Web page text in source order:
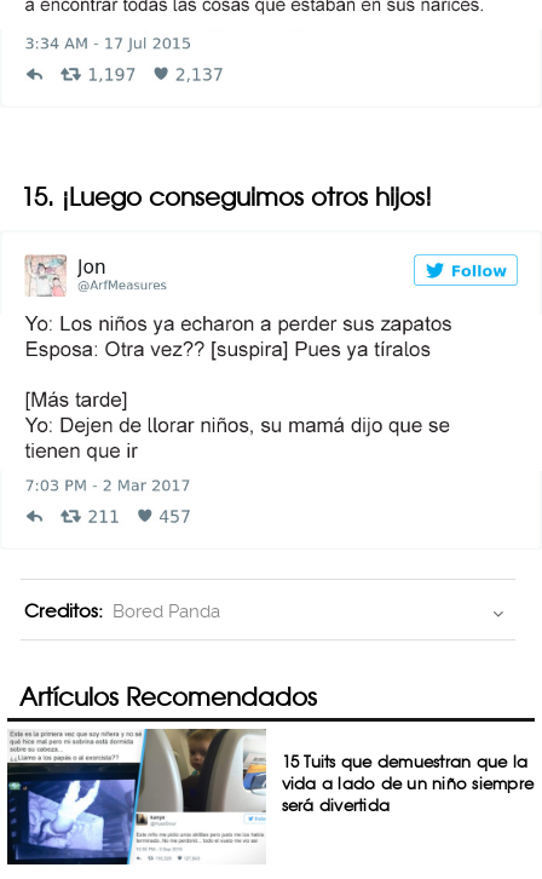
15. ¡Luego conseguimos otros hijos!
Creditos: Bored Panda
Artículos Recomendados
15 Tuits que demuestran que la
vida a lado de un niño siempre
será divertida